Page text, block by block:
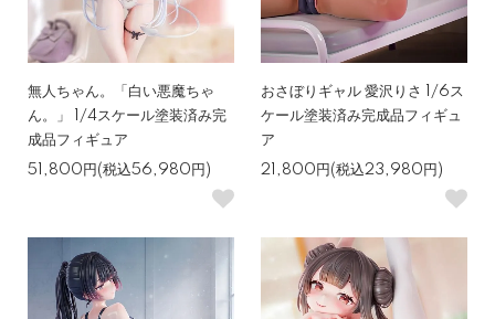
無人ちゃん。「白い悪魔ちゃ
ん。」 1/4スケール塗装済み完
成品フィギュア
51,800円(税込56,980円)
おさぼりギャル 愛沢りさ 1/6ス
ケール塗装済み完成品フィギュ
ア
21,800円(税込23,980円)